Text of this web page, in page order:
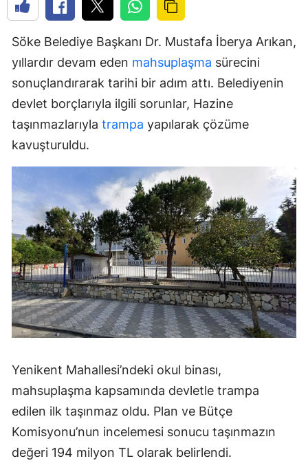
Söke Belediye Başkanı Dr. Mustafa İberya Arıkan,
yıllardır devam eden mahsuplaşma sürecini
sonuçlandırarak tarihi bir adım attı. Belediyenin
devlet borçlarıyla ilgili sorunlar, Hazine
taşınmazlarıyla trampa yapılarak çözüme
kavuşturuldu.
Yenikent Mahallesi’ndeki okul binası,
mahsuplaşma kapsamında devletle trampa
edilen ilk taşınmaz oldu. Plan ve Bütçe
Komisyonu’nun incelemesi sonucu taşınmazın
değeri 194 milyon TL olarak belirlendi.